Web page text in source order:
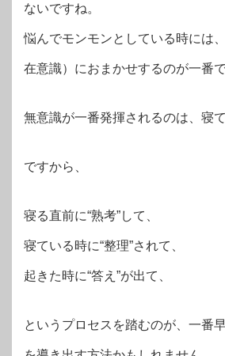
ないですね。
悩んでモンモンとしている時には
在意識）におまかせするのが一番で
無意識が一番発揮されるのは、寝
ですから、
寝る直前に“熟考”して、
寝ている時に“整理”されて、
起きた時に“答え”が出て、
というプロセスを踏むのが、一番